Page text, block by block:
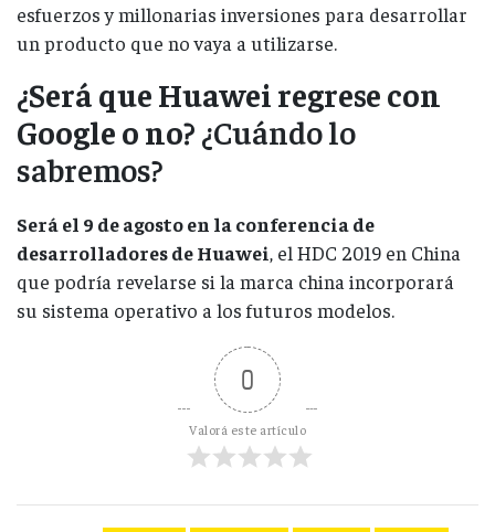
esfuerzos y millonarias inversiones para desarrollar
un producto que no vaya a utilizarse.
¿Será que Huawei regrese con
Google o no?¿Cuándo lo
sabremos?
Será el 9 de agosto en la conferencia de
desarrolladores de Huawei, el HDC 2019 en China
que podría revelarse si la marca china incorporará
su sistema operativo a los futuros modelos.
0
Valorá este artículo